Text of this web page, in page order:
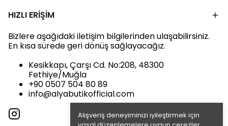
Alışveriş deneyiminizi iyileştirmek için
HIZLI ERİŞİM
Bizlere aşağıdaki iletişim bilgilerinden ulaşabilirsiniz.
En kısa sürede geri dönüş sağlayacağız.
Kesikkapı, Çarşı Cd. No:208, 48300
Fethiye/Muğla
+90 0507 504 80 89
info@alyabutikofficial.com